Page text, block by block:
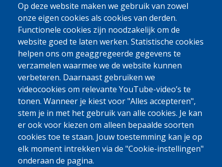
[Gratis Nummer]
0800 327 45
Cookieverklaring Privacy, copyright en disclaimer Cookie Settings
Op deze website maken we gebruik van zowel
onze eigen cookies als cookies van derden.
Functionele cookies zijn noodzakelijk om de
website goed te laten werken. Statistische cookies
helpen ons om geaggregeerde gegevens te
verzamelen waarmee we de website kunnen
verbeteren. Daarnaast gebruiken we
videocookies om relevante YouTube-video’s te
tonen. Wanneer je kiest voor "Alles accepteren",
stem je in met het gebruik van alle cookies. Je kan
er ook voor kiezen om alleen bepaalde soorten
cookies toe te staan. Jouw toestemming kan je op
elk moment intrekken via de "Cookie-instellingen"
onderaan de pagina.